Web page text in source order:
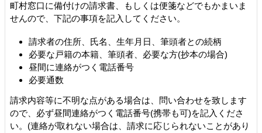
町村窓口に備付けの請求書、もしくは便箋などでもかまいま
せんので、下記の事項を記入してください。
請求者の住所、氏名、生年月日、筆頭者との続柄
必要な戸籍の本籍、筆頭者、必要な方(抄本の場合)
昼間に連絡がつく電話番号
必要通数
請求内容等に不明な点がある場合は、問い合わせを致します
ので、必ず昼間連絡がつく電話番号(携帯も可)を記入くださ
い。(連絡が取れない場合は、請求に応じられないことがあり